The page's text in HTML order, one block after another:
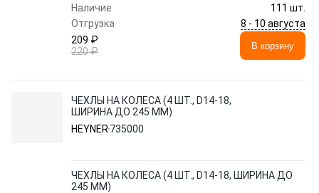
Наличие
111 шт.
Отгрузка
8 - 10 августа
209 ₽
220 ₽
В корзину
ЧЕХЛЫ НА КОЛЕСА (4 ШТ., D14-18,
ШИРИНА ДО 245 ММ)
HEYNER 735000
ЧЕХЛЫ НА КОЛЕСА (4 ШТ., D14-18, ШИРИНА ДО
245 ММ)